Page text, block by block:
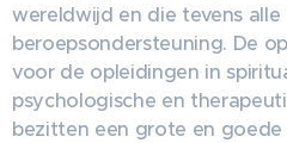
wereldwijd en die tevens
beroepsondersteuning. De
voor de opleidingen in
psychologische en
bezitten een grote en goede